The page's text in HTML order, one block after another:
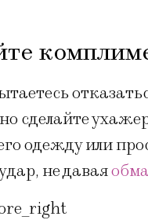
сделайте
одежду или
не давая